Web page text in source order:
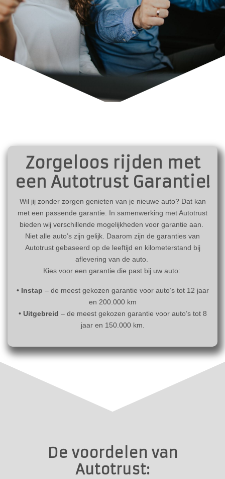
Zorgeloos rijden met
een Autotrust Garantie!
Wil jij zonder zorgen genieten van je nieuwe auto? Dat kan
met een passende garantie. In samenwerking met Autotrust
bieden wij verschillende mogelijkheden voor garantie aan.
Niet alle auto’s zijn gelijk. Daarom zijn de garanties van
Autotrust gebaseerd op de leeftijd en kilometerstand bij
aflevering van de auto.
Kies voor een garantie die past bij uw auto:
• Instap – de meest gekozen garantie voor auto’s tot 12 jaar
en 200.000 km
• Uitgebreid – de meest gekozen garantie voor auto’s tot 8
jaar en 150.000 km.
De voordelen van
Autotrust: